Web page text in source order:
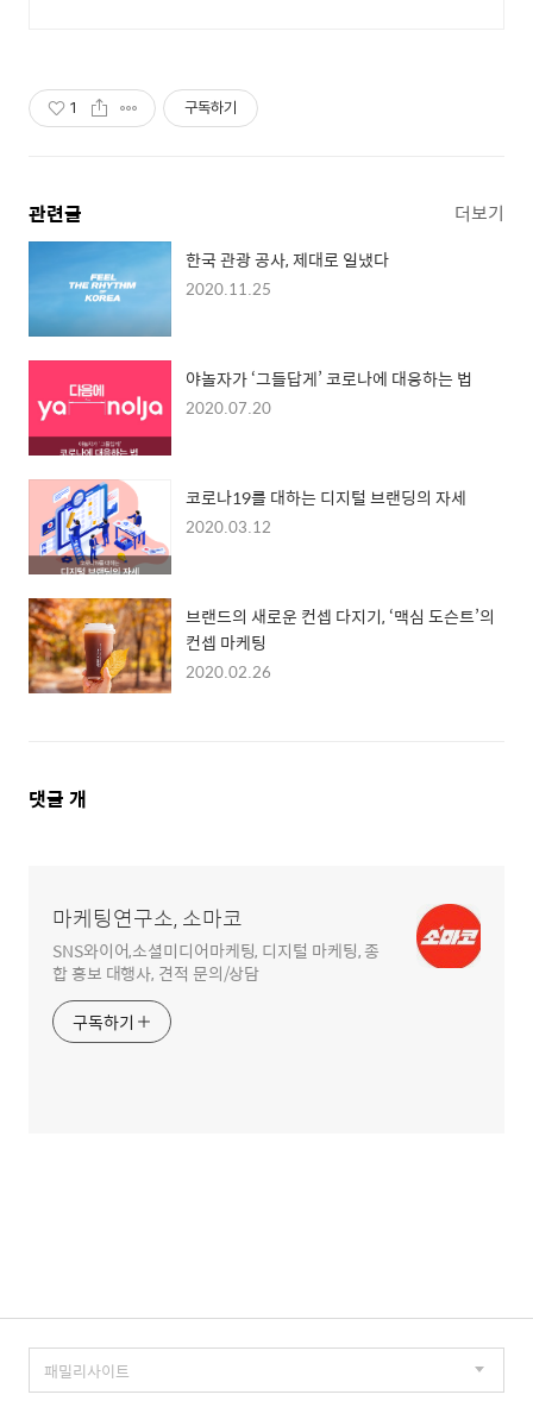
1 구독하기
관련글 더보기
한국 관광 공사, 제대로 일냈다
2020.11.25
야놀자가 ‘그들답게’ 코로나에 대응하는 법
2020.07.20
코로나19를 대하는 디지털 브랜딩의 자세
2020.03.12
브랜드의 새로운 컨셉 다지기, ‘맥심 도슨트’의
컨셉 마케팅
2020.02.26
댓
댓글 개
마케팅연구소, 소마코
SNS와이어,소셜미디어마케팅, 디지털 마케팅, 종
합 홍보 대행사, 견적 문의/상담
구독하기